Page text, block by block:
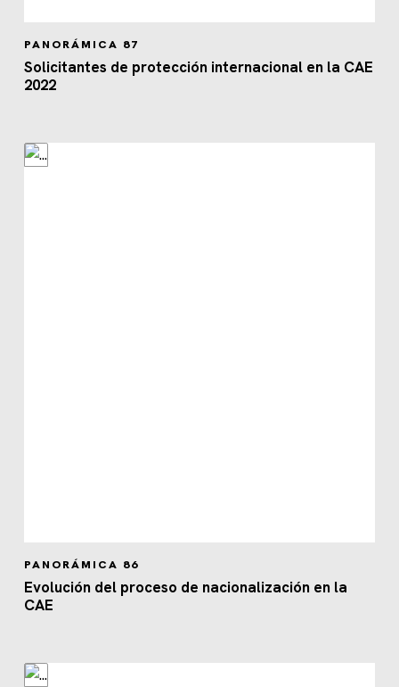
PANORÁMICA 87
Solicitantes de protección internacional en la CAE
2022
PANORÁMICA 86
Evolución del proceso de nacionalización en la
CAE